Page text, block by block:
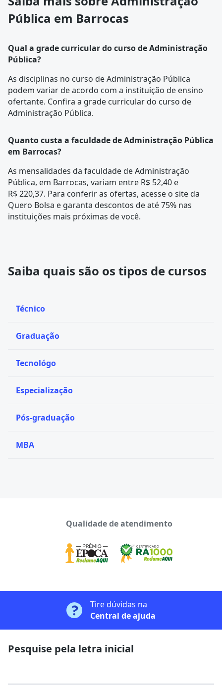
Pública em Barrocas
Qual a grade curricular do curso de Administração
Pública?
As disciplinas no curso de Administração Pública
podem variar de acordo com a instituição de ensino
ofertante. Confira a grade curriculardo curso de
Administração Pública.
Quanto custa a faculdade de Administração Pública
em Barrocas?
As mensalidades da faculdade de Administração
Pública, em Barrocas, variam entre R$ 52,40 e
R$ 220,37. Para conferir as ofertas, acesse o site da
Quero Bolsa e garanta descontos de até 75% nas
instituições mais próximas de você.
Saiba quais são os tipos de cursos
Técnico
Graduação
Tecnológo
Especialização
Pós-graduação
MBA
Qualidade de atendimento
Tire dúvidas na
Central de ajuda
Pesquise pela letra inicial